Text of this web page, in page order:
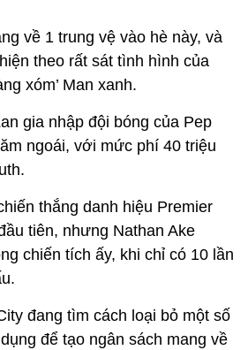
về 1 trung vệ vào hè này, và
hiện theo rất sát tình hình của
xóm’ Man xanh.
gia nhập đội bóng của Pep
ngoái, với mức phí 40 triệu
thắng danh hiệu Premier
tiên, nhưng Nathan Ake
chiến tích ấy, khi chỉ có 10 lần
đang tìm cách loại bỏ một số
để tạo ngân sách mang về